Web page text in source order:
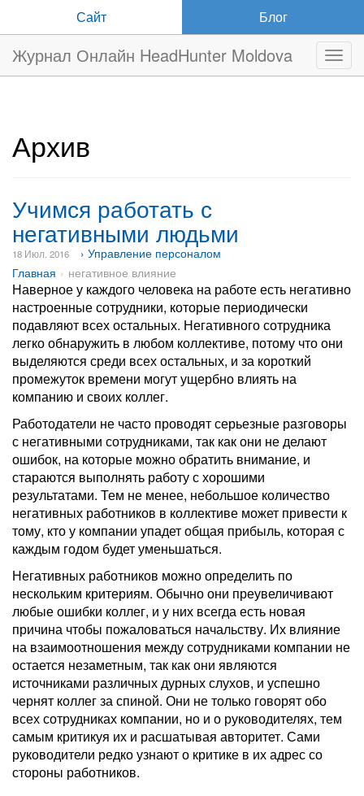
Сайт Блог
Журнал Онлайн HeadHunter Moldova
Архив
Учимся работать с
негативными людьми
18 Июл. 2016
› Управление персоналом
Главная
негативное влияние
Наверное у каждого человека на работе есть негативно
настроенные сотрудники, которые периодически
подавляют всех остальных. Негативного сотрудника
легко обнаружить в любом коллективе, потому что они
выделяются среди всех остальных, и за короткий
промежуток времени могут ущербно влиять на
компанию и своих коллег.
Работодатели не часто проводят серьезные разговоры
с негативными сотрудниками, так как они не делают
ошибок, на которые можно обратить внимание, и
стараются выполнять работу с хорошими
результатами. Тем не менее, небольшое количество
негативных работников в коллективе может привести к
тому, кто у компании упадет общая прибыль, которая с
каждым годом будет уменьшаться.
Негативных работников можно определить по
нескольким критериям. Обычно они преувеличивают
любые ошибки коллег, и у них всегда есть новая
причина чтобы пожаловаться начальству. Их влияние
на взаимоотношения между сотрудниками компании не
остается незаметным, так как они являются
источниками различных дурных слухов, и успешно
чернят коллег за спиной. Они не только говорят обо
всех сотрудниках компании, но и о руководителях, тем
самым критикуя их и расшатывая авторитет. Сами
руководители редко узнают о критике в их адрес со
стороны работников.